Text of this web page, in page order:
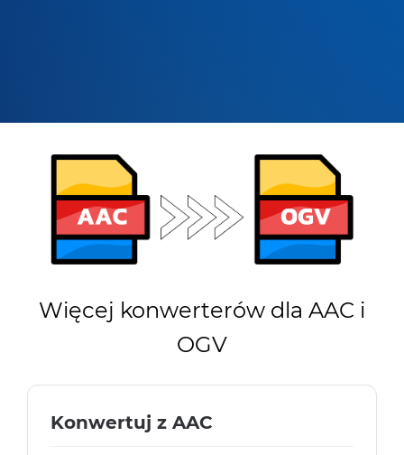
Więcej konwerterów dla AAC i
OGV
Konwertuj z AAC